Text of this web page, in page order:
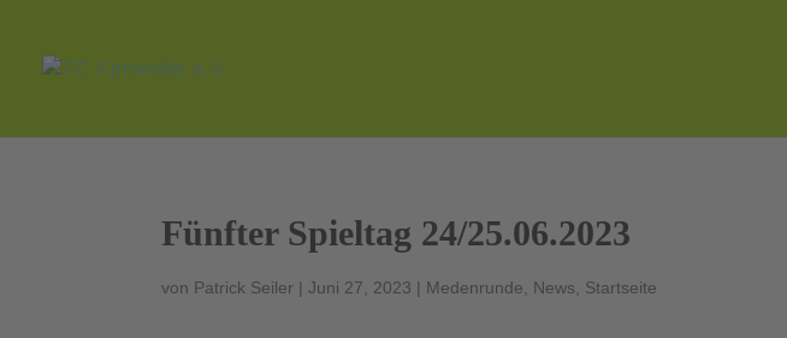
Fünfter Spieltag 24/25.06.2023
von Patrick Seiler |Juni 27, 2023 | Medenrunde News Startseite